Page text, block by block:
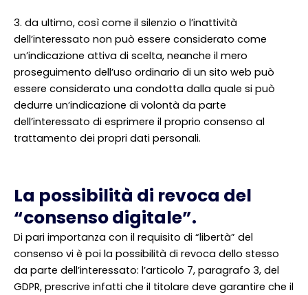
3. da ultimo, così come il silenzio o l’inattività
dell’interessato non può essere considerato come
un’indicazione attiva di scelta, neanche il mero
proseguimento dell’uso ordinario di un sito web può
essere considerato una condotta dalla quale si può
dedurre un’indicazione di volontà da parte
dell’interessato di esprimere il proprio consenso al
trattamento dei propri dati personali.
La possibilità di revoca del
“consenso digitale”.
Di pari importanza con il requisito di “libertà” del
consenso vi è poi la possibilità di revoca dello stesso
da parte dell’interessato: l’articolo 7, paragrafo 3, del
GDPR, prescrive infatti che il titolare deve garantire che il